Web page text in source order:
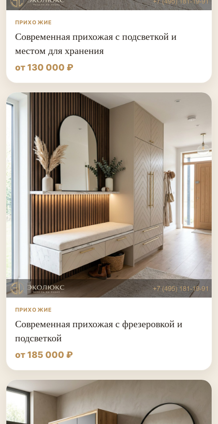
ПРИХОЖИЕ
Современная прихожая с подсветкой и
местом для хранения
от 130 000 ₽
ПРИХОЖИЕ
Современная прихожая с фрезеровкой и
подсветкой
от 185 000 ₽